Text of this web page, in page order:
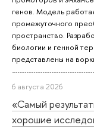
генов. Модель
промежуточного
пространство.
биологии и генной
представлены на
6 августа 2026
«Самый
хорошие